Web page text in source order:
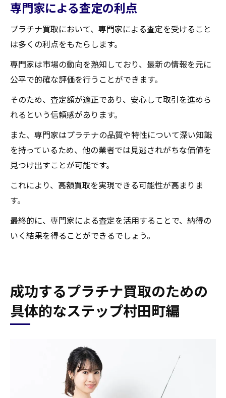
専門家による査定の利点
プラチナ買取において、専門家による査定を受けること
は多くの利点をもたらします。
専門家は市場の動向を熟知しており、最新の情報を元に
公平で的確な評価を行うことができます。
そのため、査定額が適正であり、安心して取引を進めら
れるという信頼感があります。
また、専門家はプラチナの品質や特性について深い知識
を持っているため、他の業者では見逃されがちな価値を
見つけ出すことが可能です。
これにより、高額買取を実現できる可能性が高まりま
す。
最終的に、専門家による査定を活用することで、納得の
いく結果を得ることができるでしょう。
成功するプラチナ買取のための
具体的なステップ村田町編